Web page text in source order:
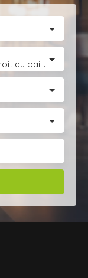
Appartement, Boutique, Bureau, Droit au bail, Entrepôt, Fonds de commerce, Hôtel, hébergement, Immeuble, Immobilier Pro, Local commercial, Local professionnel, Local industriel, Magasin, boutique, Terrain Industriel, Terrain Constructible, Transmission d'entreprise